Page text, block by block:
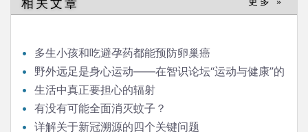
航
相关文章
多生小孩和吃避孕药都能预防卵巢癌
野外远足是身心运动——在智识论坛“运动与健康”的
发言生活中真正要担心的辐射
有没有可能全面消灭蚊子？
详解关于新冠溯源的四个关键问题